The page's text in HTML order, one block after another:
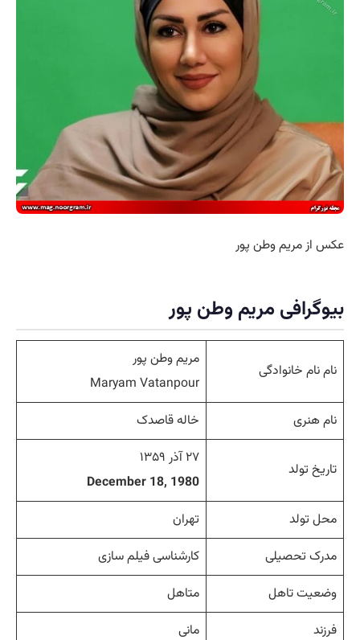
عکس از مریم وطن پور
بیوگرافی مریم وطن پور
نام نام خانوادگی
مریم وطن پور
Maryam Vatanpour
نام هنری
خاله قاصدک
تاریخ تولد
۲۷ آذر ۱۳۵۹
December 18, 1980
محل تولد
تهران
مدرک تحصیلی
کارشناسی فیلم سازی
وضعیت تاهل
متاهل
فرزند
مانی